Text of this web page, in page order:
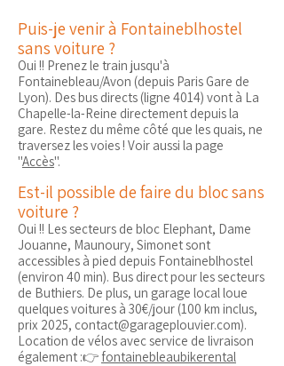
Puis-je venir à Fontaineblhostel
sans voiture ?
Oui !! Prenez le train jusqu'à
Fontainebleau/Avon (depuis Paris Gare de
Lyon). Des bus directs (ligne 4014) vont à La
Chapelle-la-Reine directement depuis la
gare. Restez du même côté que les quais, ne
traversez les voies ! Voir aussi la page
"Accès".
Est-il possible de faire du bloc sans
voiture ?
Oui !! Les secteurs de bloc Elephant, Dame
Jouanne, Maunoury, Simonet sont
accessibles à pied depuis Fontaineblhostel
(environ 40 min). Bus direct pour les secteurs
de Buthiers. De plus, un garage local loue
quelques voitures à 30€/jour (100 km inclus,
prix 2025, contact@garageplouvier.com).
Location de vélos avec service de livraison
également :👉 fontainebleaubikerental